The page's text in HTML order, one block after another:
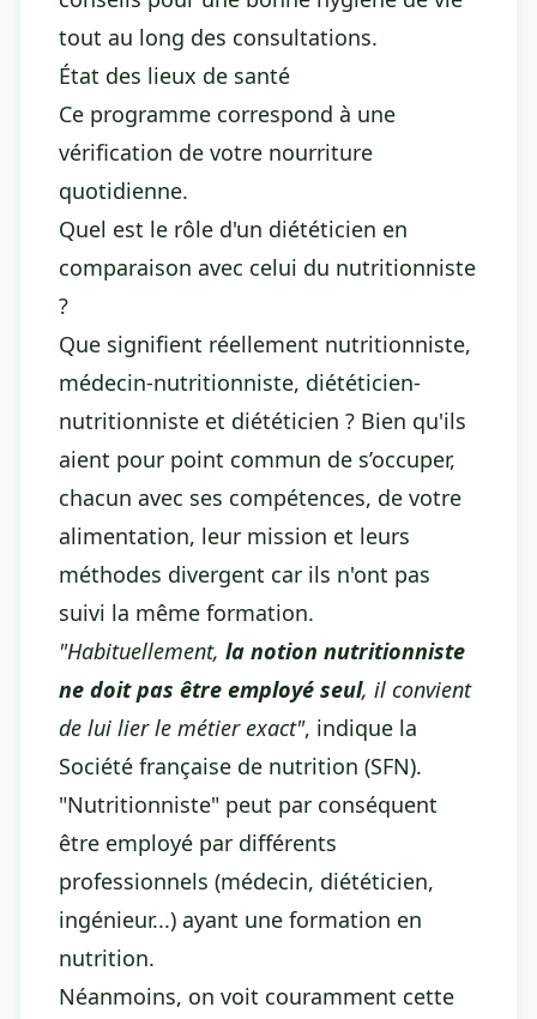
tout au long des consultations.
État des lieux de santé
Ce programme correspond à une
vérification de votre nourriture
quotidienne.
Quel est le rôle d'un diététicien en
comparaison avec celui du nutritionniste
?
Que signifient réellement nutritionniste,
médecin-nutritionniste, diététicien-
nutritionniste et diététicien ? Bien qu'ils
aient pour point commun de s’occuper,
chacun avec ses compétences, de votre
alimentation, leur mission et leurs
méthodes divergent car ils n'ont pas
suivi la même formation.
"Habituellement, la notion nutritionniste
ne doit pas être employé seul, il convient
de lui lier le métier exact", indique la
Société française de nutrition (SFN).
"Nutritionniste" peut par conséquent
être employé par différents
professionnels (médecin, diététicien,
ingénieur...) ayant une formation en
nutrition.
Néanmoins, on voit couramment cette